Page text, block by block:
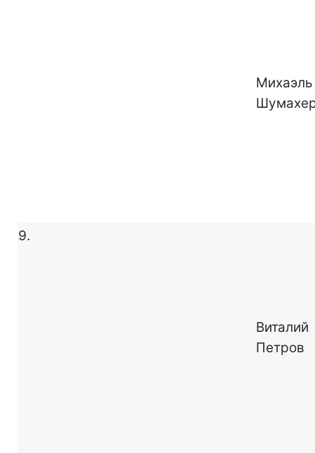
Михаэль
9.
Виталий
Петров